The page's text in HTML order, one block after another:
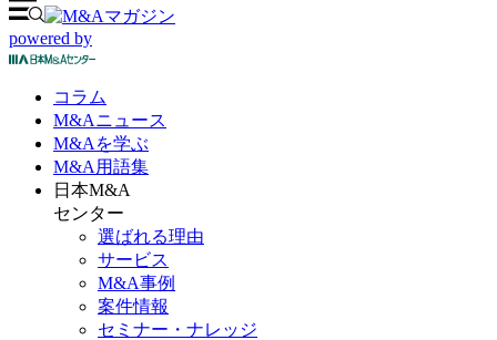
powered by
コラム
M&Aニュース
M&Aを学ぶ
M&A 用語集
日本M&A
センター
選ばれる理由
サービス
M&A事例
案件情報
セミナー・ナレッジ